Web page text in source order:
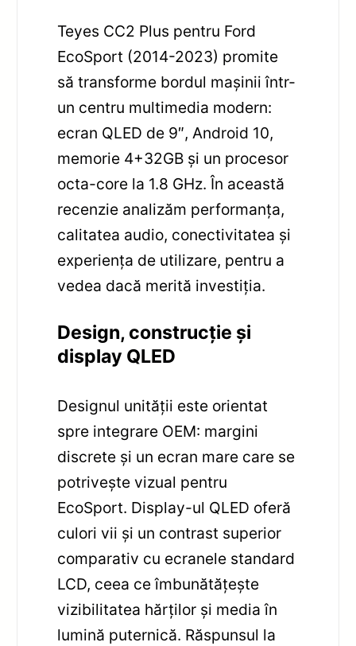
Teyes CC2 Plus pentru Ford
EcoSport (2014-2023) promite
să transforme bordul mașinii într-
un centru multimedia modern:
ecran QLED de 9″, Android 10,
memorie 4+32GB și un procesor
octa-core la 1.8 GHz. În această
recenzie analizăm performanța,
calitatea audio, conectivitatea și
experiența de utilizare, pentru a
vedea dacă merită investiția.
Design, construcție și
display QLED
Designul unității este orientat
spre integrare OEM: margini
discrete și un ecran mare care se
potrivește vizual pentru
EcoSport. Display-ul QLED oferă
culori vii și un contrast superior
comparativ cu ecranele standard
LCD, ceea ce îmbunătățește
vizibilitatea hărților și media în
lumină puternică. Răspunsul la